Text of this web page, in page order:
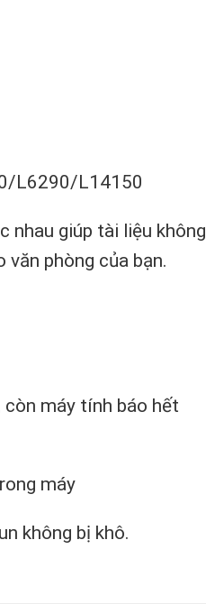
L6290/L14150
nhau giúp tài liệu không
phòng của bạn.
máy tính báo hết
máy
không bị khô.